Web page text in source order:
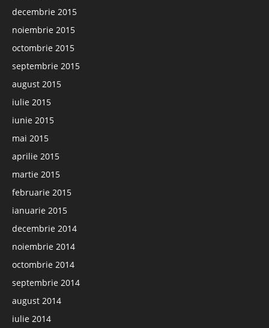
decembrie 2015
noiembrie 2015
octombrie 2015
septembrie 2015
august 2015
iulie 2015
iunie 2015
mai 2015
aprilie 2015
martie 2015
februarie 2015
ianuarie 2015
decembrie 2014
noiembrie 2014
octombrie 2014
septembrie 2014
august 2014
iulie 2014